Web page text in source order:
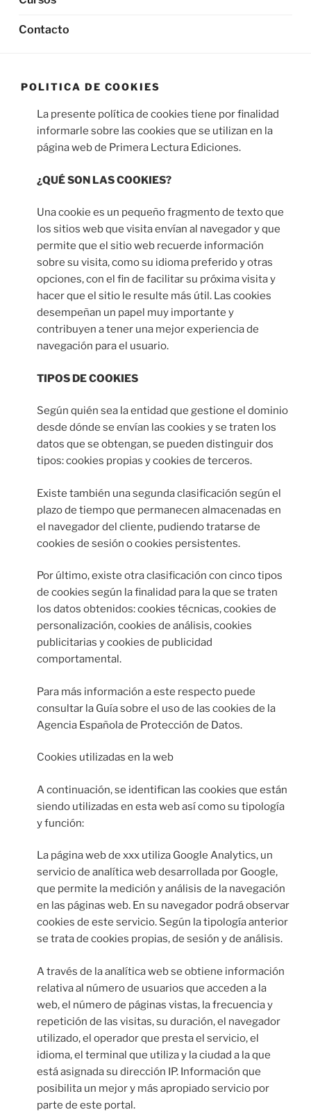
Contacto
POLITICA DE COOKIES
La presente política de cookies tiene por finalidad
informarle sobre las cookies que se utilizan en la
página web de Primera Lectura Ediciones.
¿QUÉ SON LAS COOKIES?
Una cookie es un pequeño fragmento de texto que
los sitios web que visita envían al navegador y que
permite que el sitio web recuerde información
sobre su visita, como su idioma preferido y otras
opciones, con el fin de facilitar su próxima visita y
hacer que el sitio le resulte más útil. Las cookies
desempeñan un papel muy importante y
contribuyen a tener una mejor experiencia de
navegación para el usuario.
TIPOS DE COOKIES
Según quién sea la entidad que gestione el dominio
desde dónde se envían las cookies y se traten los
datos que se obtengan, se pueden distinguir dos
tipos: cookies propias y cookies de terceros.
Existe también una segunda clasificación según el
plazo de tiempo que permanecen almacenadas en
el navegador del cliente, pudiendo tratarse de
cookies de sesión o cookies persistentes.
Por último, existe otra clasificación con cinco tipos
de cookies según la finalidad para la que se traten
los datos obtenidos: cookies técnicas, cookies de
personalización, cookies de análisis, cookies
publicitarias y cookies de publicidad
comportamental.
Para más información a este respecto puede
consultar la Guía sobre el uso de las cookies de la
Agencia Española de Protección de Datos.
Cookies utilizadas en la web
A continuación, se identifican las cookies que están
siendo utilizadas en esta web así como su tipología
y función:
La página web de xxx utiliza Google Analytics, un
servicio de analítica web desarrollada por Google,
que permite la medición y análisis de la navegación
en las páginas web. En su navegador podrá observar
cookies de este servicio. Según la tipología anterior
se trata de cookies propias, de sesión y de análisis.
A través de la analítica web se obtiene información
relativa al número de usuarios que acceden a la
web, el número de páginas vistas, la frecuencia y
repetición de las visitas, su duración, el navegador
utilizado, el operador que presta el servicio, el
idioma, el terminal que utiliza y la ciudad a la que
está asignada su dirección IP. Información que
posibilita un mejor y más apropiado servicio por
parte de este portal.